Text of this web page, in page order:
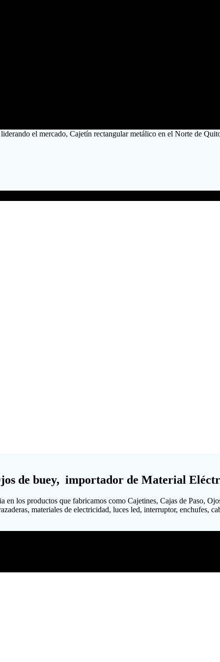
el mercado, Cajetín rectangular metálico en el Norte de
de buey, importador de Material
los productos que fabricamos como Cajetines, Cajas de Paso,
materiales de electricidad, luces led, interruptor, enchufes,